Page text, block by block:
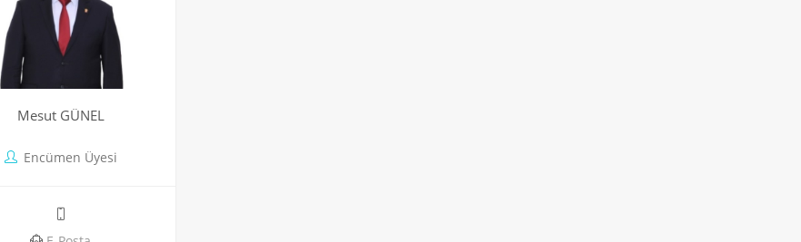
Mesut GÜNEL
Encümen Üyesi